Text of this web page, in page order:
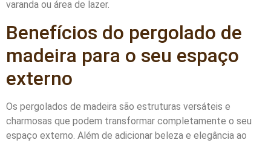
varanda ou área de lazer.
Benefícios do pergolado de
madeira para o seu espaço
externo
Os pergolados de madeira são estruturas versáteis e
charmosas que podem transformar completamente o seu
espaço externo. Além de adicionar beleza e elegância ao